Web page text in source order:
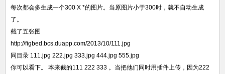
每次都会多生成一个300 X *的图片。当原图片小于300时，就不自动生成
了。
截了五张图
http://figbed.bcs.duapp.com/2013/10/111.jpg
同目录 111.jpg 222.jpg 333.jpg 444.jpg 555.jpg
你可以看下。 本来截的111 222 333 。当把他们同时用插件上传，因为222